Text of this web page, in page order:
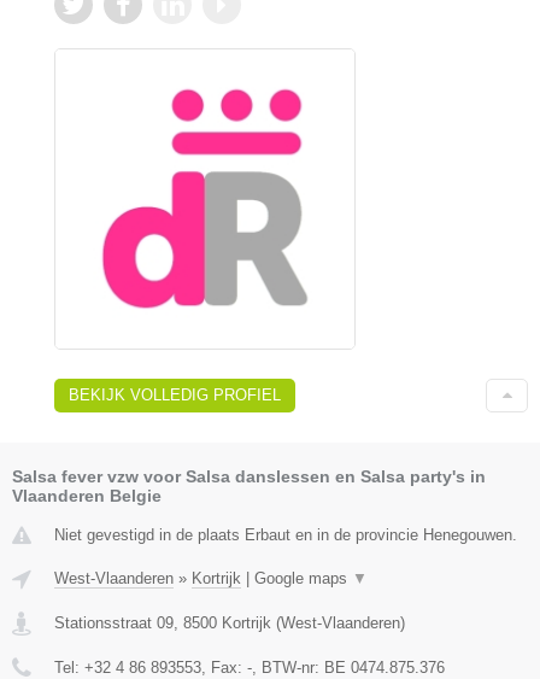
BEKIJK VOLLEDIG PROFIEL
Salsa fever vzw voor Salsa danslessen en Salsa party's in
Vlaanderen Belgie
Niet gevestigd in de plaats Erbaut en in de provincie Henegouwen.
West-Vlaanderen » Kortrijk Google maps ▼
Stationsstraat 09, 8500 Kortrijk (West-Vlaanderen)
Tel: +32 4 86 893553, Fax: -, BTW-nr: BE 0474.875.376